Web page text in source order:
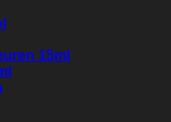
15ml